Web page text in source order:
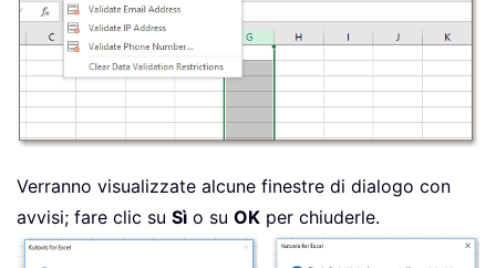
Verranno visualizzate alcune finestre di dialogo con
avvisi; fare clic su Sì o su OK per chiuderle.